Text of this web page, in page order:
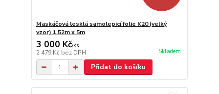
Maskáčová lesklá samolepicí folie K20 (velký
vzor) 1.52m x 5m
3 000 Kč/ks
2 479 Kč bez DPH Skladem
Přidat do košíku